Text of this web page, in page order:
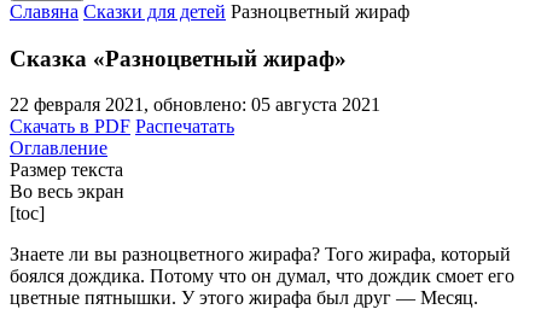
Славяна Сказки для детей Разноцветный жираф
Сказка «Разноцветный жираф»
22 февраля 2021, обновлено: 05 августа 2021
Скачать в PDF Распечатать
Оглавление
Размер текста
Во весь экран
[toc]
Знаете ли вы разноцветного жирафа? Того жирафа, который
боялся дождика. Потому что он думал, что дождик смоет его
цветные пятнышки. У этого жирафа был друг — Месяц.